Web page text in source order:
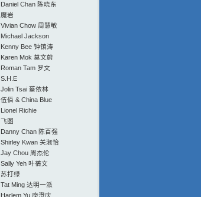
Daniel Chan 陈晓东
魔岩
Vivian Chow 周慧敏
Michael Jackson
Kenny Bee 钟镇涛
Karen Mok 莫文蔚
Roman Tam 罗文
S.H.E
Jolin Tsai 蔡依林
伍佰 & China Blue
Lionel Richie
飞图
Danny Chan 陈百强
Shirley Kwan 关淑怡
Jay Chou 周杰伦
Sally Yeh 叶蒨文
苏打绿
Tat Ming 达明一派
Harlem Yu 庾澄庆